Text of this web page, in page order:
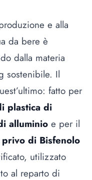
e alla
da bere è
dalla materia
sostenibile. Il
fatto per
plastica di
alluminio e per il
di Bisfenolo
utilizzato
al reparto di